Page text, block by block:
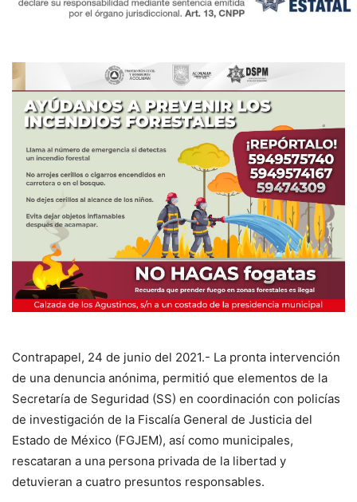
Contrapapel, 24 de junio del 2021.- La pronta intervención
de una denuncia anónima, permitió que elementos de la
Secretaría de Seguridad (SS) en coordinación con policías
de investigación de la Fiscalía General de Justicia del
Estado de México (FGJEM), así como municipales,
rescataran a una persona privada de la libertad y
detuvieran a cuatro presuntos responsables.